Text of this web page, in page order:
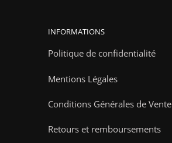
INFORMATIONS
Politique de confidentialité
Mentions Légales
Conditions Générales de Vente
Retours et remboursements